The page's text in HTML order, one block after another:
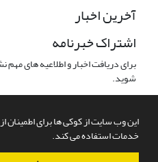
این وب سایت از کوکی ها برای اطمینان
خدمات استفاده می کند.
آخرین اخبار
اشتراک خبرنامه
برای دریافت اخبار و اطلاعیه های
شوید.